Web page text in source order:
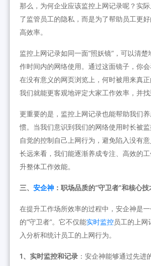
那么，为何企业应该监控上网记录呢？实
了监管员工的隐私，而是为了帮助员工更
高效率。
监控上网记录如同一面“照妖镜”，可以清楚
作时间内的网络使用。通过这面镜子，你
在没有意义的网页浏览上，何时被用来真
我们就能更客观地评定大家工作效率，并
更重要的是，监控上网记录也能帮助我们
惯。当我们意识到我们的网络使用时长被
自觉的控制自己上网行为，避免陷入没有意
长远来看，我们能逐渐养成专注、高效的
升整体工作效能。
三、 安企神 ：职场品质的“守卫者”和核心技
在提升工作场所效率的过程中，安企神是
的“守卫者”。它不仅能实时监控员工的上网
入分析和统计员工的上网行为。
1、实时监控和记录 ：安企神能够通过先进